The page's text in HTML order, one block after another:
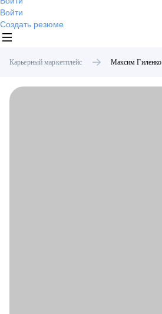
Войти
Создать резюме
Карьерный маркетплейс Максим Гиленко